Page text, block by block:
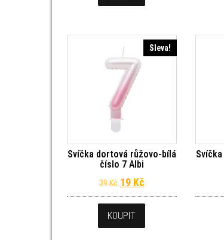
Sleva!
Svíčka dortová růžovo-bílá
číslo 7 Albi
39Kč Původní cena byla: 39
19 KčAktuální cena je:
KOUPIT